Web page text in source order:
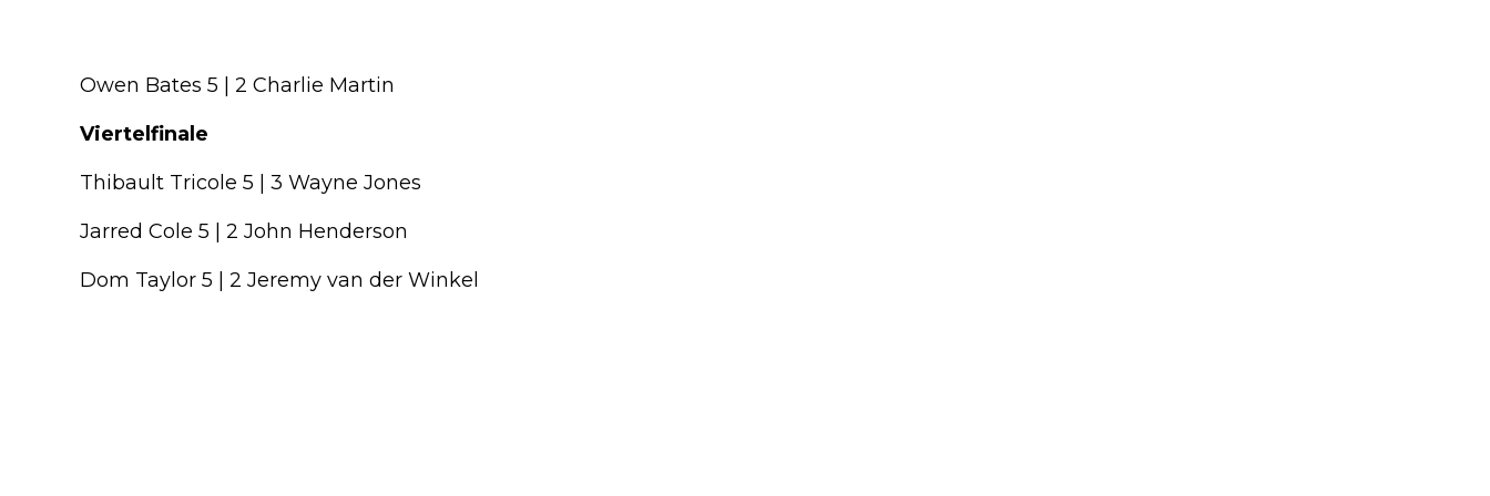
Owen Bates 5 | 2 Charlie Martin
Viertelfinale
Thibault Tricole 5 | 3 Wayne Jones
Jarred Cole 5 | 2 John Henderson
Dom Taylor 5 | 2 Jeremy van der Winkel